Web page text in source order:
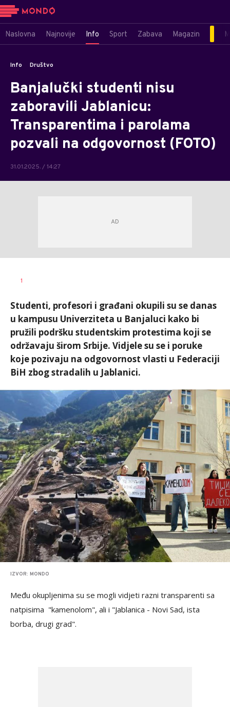
Naslovna Najnovije Info Sport Zabava Magazin
Info Društvo
Banjalučki studenti nisu
zaboravili Jablanicu:
Transparentima i parolama
pozvali na odgovornost (FOTO)
31.01.2025. / 14:27
AUTOR
1
Studenti, profesori i građani okupili su se danas
u kampusu Univerziteta u Banjaluci kako bi
pružili podršku studentskim protestima koji se
održavaju širom Srbije. Vidjele su se i poruke
koje pozivaju na odgovornost vlasti u Federaciji
BiH zbog stradalih u Jablanici.
IZVOR: MONDO
Među okupljenima su se mogli vidjeti razni transparenti sa
natpisima "kamenolom", ali i "Jablanica - Novi Sad, ista
borba, drugi grad".